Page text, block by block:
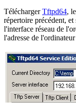
TéléchargerTftpd64,
répertoire précédent, et
l'interface réseau de
l'adresse de